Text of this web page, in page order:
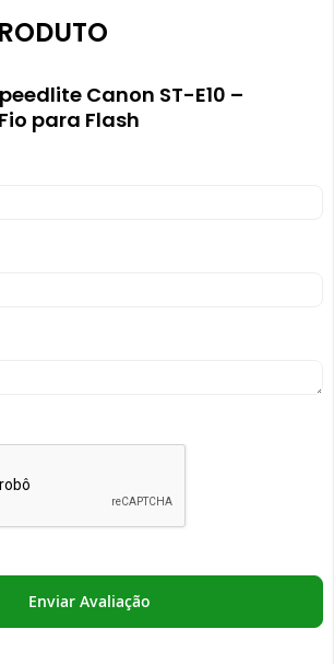
Canon ST-E10 –
para Flash
Enviar Avaliação